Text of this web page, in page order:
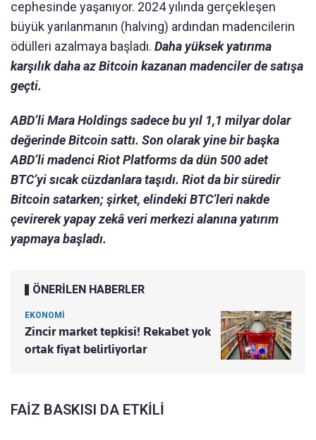
cephesinde yaşanıyor. 2024 yılında gerçekleşen
büyük yarılanmanın (halving) ardından madencilerin
ödülleri azalmaya başladı. Daha yüksek yatırıma
karşılık daha az Bitcoin kazanan madenciler de satışa
geçti.
ABD’li Mara Holdings sadece bu yıl 1,1 milyar dolar
değerinde Bitcoin sattı. Son olarak yine bir başka
ABD’li madenci Riot Platforms da dün 500 adet
BTC’yi sıcak cüzdanlara taşıdı. Riot da bir süredir
Bitcoin satarken; şirket, elindeki BTC’leri nakde
çevirerek yapay zekâ veri merkezi alanına yatırım
yapmaya başladı.
ÖNERİLEN HABERLER
EKONOMİ
Zincir market tepkisi! Rekabet yok
ortak fiyat belirliyorlar
FAİZ BASKISI DA ETKİLİ